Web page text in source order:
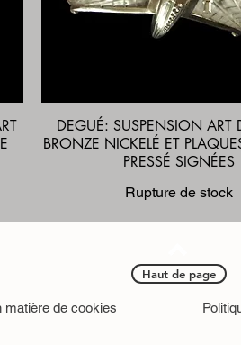
Aperçu rapide
DEGUÉ: SUSPENSION ART
BRONZE NICKELÉ ET
PRESSÉ SIGNÉES
Rupture de stock
Haut de page
matière de cookies